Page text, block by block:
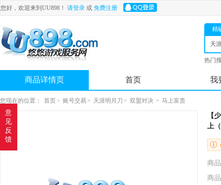
您好，欢迎来到UU898！ 请登录 或 免费注册
精
天
热门
商品详情页 首页 我
您现在的位置： 首页> 账号交易 > 天涯明月刀 > 双盟对决 > 马上富贵
【
上
商
商
意
见
反
馈